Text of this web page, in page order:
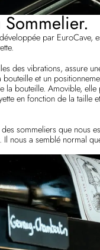
par EuroCave,
des vibrations, assure
et un
la bouteille. Amovible, elle
en fonction de la taille
sommeliers que nous
nous a semblé normal